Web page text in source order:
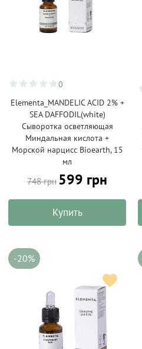
0
Elementa_MANDELIC ACID 2% +
SEA DAFFODIL(white)
Сыворотка осветляющая
Миндальная кислота +
Морской нарцисс Bioearth, 15
мл
748 грн 599 грн
Купить
-20%